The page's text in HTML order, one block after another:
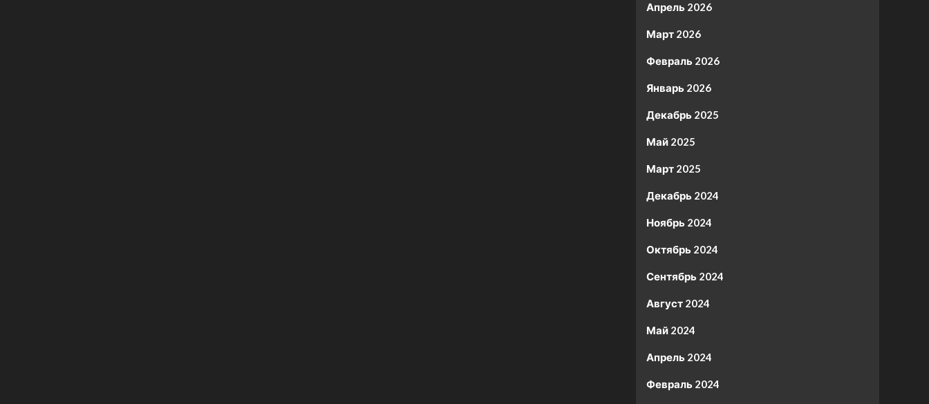
Апрель 2026
Март 2026
Февраль 2026
Январь 2026
Декабрь 2025
Май 2025
Март 2025
Декабрь 2024
Ноябрь 2024
Октябрь 2024
Сентябрь 2024
Август 2024
Май 2024
Апрель 2024
Февраль 2024